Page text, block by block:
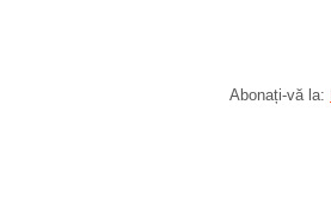
Abonați-vă la: